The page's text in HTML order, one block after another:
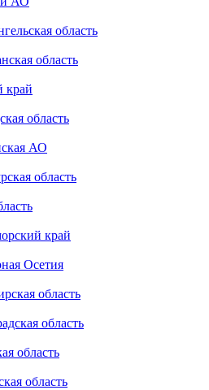
область
область
край
область
АО
область
край
Осетия
область
область
область
область